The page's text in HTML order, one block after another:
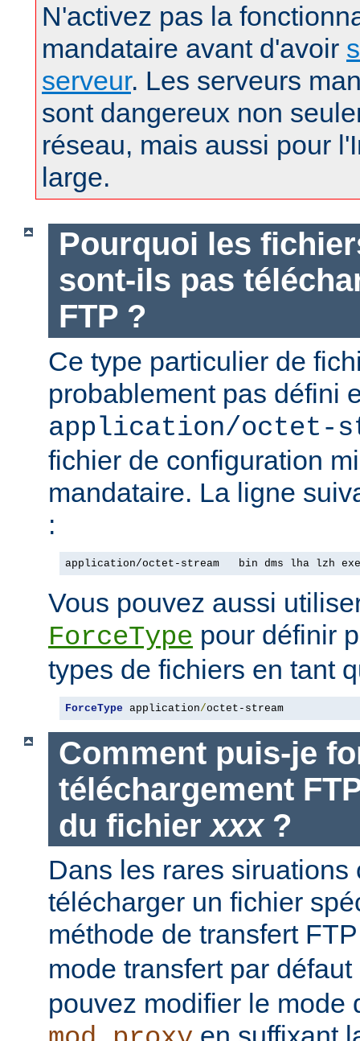
N'activez pas la
mandataire avant d'avoir
serveur. Les serveurs
sont dangereux non
réseau, mais aussi pour
large.
Pourquoi les
sont-ils pas
FTP ?
Ce type particulier de
probablement pas défini
application/octet-
fichier de configuration
mandataire. La ligne
:
application/octet-stream   bin dms lha lzh
Vous pouvez aussi
ForceType pour définir
types de fichiers en tant
ForceType application/octet-stream
Comment puis-je
téléchargement
du fichier xxx?
Dans les rares siruations
télécharger un fichier
méthode de transfert
mode transfert par
pouvez modifier le mode